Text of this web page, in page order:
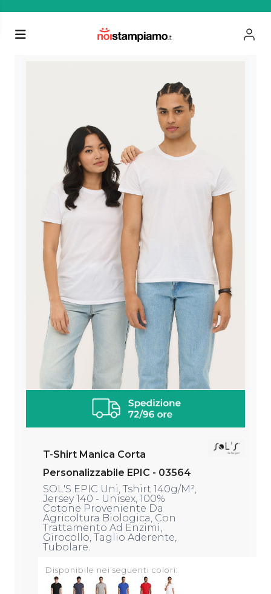
T-Shirt Manica Corta
Personalizzabile EPIC - 03564
SOL'S EPIC Uni, Tshirt 140g/m²,
Jersey 140 - Unisex, 100%
Cotone Proveniente Da
Agricoltura Biologica, Con
Trattamento Ad Enzimi,
Girocollo, Taglio Aderente,
Tubolare.
Disponibile nei seguenti colori: